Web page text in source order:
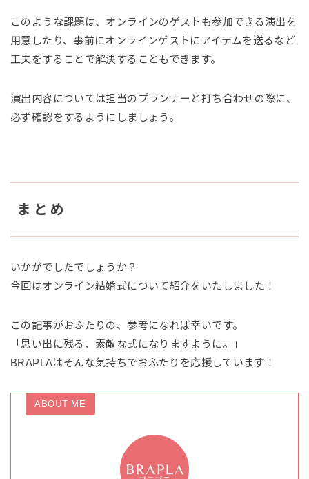
このような課題は、オンラインのゲストも参加できる演出を
用意したり、事前にオンラインゲストにアイテムを送るなど
工夫をすることで解決することもできます。
演出内容については担当のプランナーと打ち合わせの際に、
必ず確認をするようにしましょう。
まとめ
いかがでしたでしょうか？
今回はオンライン結婚式について紹介をいたしました！
この記事がおふたりの、参考になれば幸いです。
「思い出に残る、素敵な式になりますように。」
BRAPLAはそんな気持ちでおふたりを応援しています！
ABOUT ME